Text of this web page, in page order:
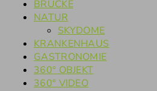
BRÜCKE
NATUR
SKYDOME
KRANKENHAUS
GASTRONOMIE
360° OBJEKT
360° VIDEO